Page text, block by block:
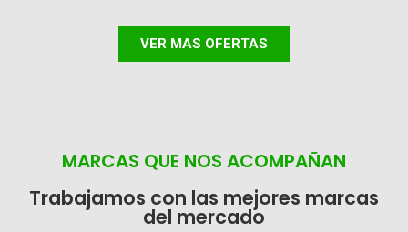
VER MAS OFERTAS
MARCAS QUE NOS ACOMPAÑAN
Trabajamos con las mejores marcas
del mercado